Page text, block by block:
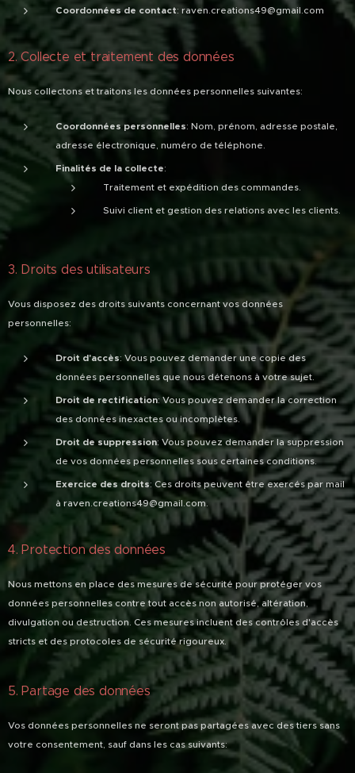
Coordonnées de contact: raven.creations49@gmail.com
2. Collecte et traitement des données
Nous collectons et traitons les données personnelles suivantes:
Coordonnées personnelles: Nom, prénom, adresse postale,
adresse électronique, numéro de téléphone.
Finalités de la collecte:
Traitement et expédition des commandes.
Suivi client et gestion des relations avec les clients.
3. Droits des utilisateurs
Vous disposez des droits suivants concernant vos données
personnelles:
Droit d'accès: Vous pouvez demander une copie des
données personnelles que nous détenons à votre sujet.
Droit de rectification: Vous pouvez demander la correction
des données inexactes ou incomplètes.
Droit de suppression: Vous pouvez demander la suppression
de vos données personnelles sous certaines conditions.
Exercice des droits: Ces droits peuvent être exercés par mail
à raven.creations49@gmail.com.
4. Protection des données
Nous mettons en place des mesures de sécurité pour protéger vos
données personnelles contre tout accès non autorisé, altération,
divulgation ou destruction. Ces mesures incluent des contrôles d'accès
stricts et des protocoles de sécurité rigoureux.
5. Partage des données
Vos données personnelles ne seront pas partagées avec des tiers sans
votre consentement, sauf dans les cas suivants: